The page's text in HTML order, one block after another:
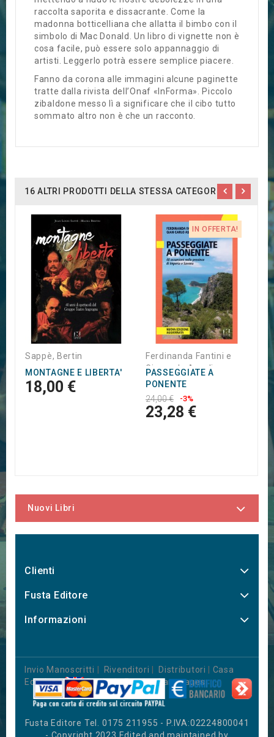
raccolta saporita e dissacrante. Come la
madonna botticelliana che allatta il bimbo con il
simbolo di Mac Donald. Un libro di vignette non è
cosa facile, può essere solo appannaggio di
artisti. Leggerlo potrà essere semplice piacere.
Fanno da corona alle immagini alcune paginette
tratte dalla rivista dell’Onaf «InForma». Piccolo
zibaldone messo lì a significare che il cibo tutto
sommato altro non è che un racconto.
16 ALTRI PRODOTTI DELLA STESSA CATEGORIA:
Sappè, Bertin
MONTAGNE E LIBERTA'
18,00 €
IN OFFERTA!
Ferdinanda Fantini e
Giancarlo Ascoli
PASSEGGIATE A
PONENTE
24,00 €
-3%
23,28 €
Nuovi Libri
Clienti
Fusta Editore
Informazioni
Invio Manoscritti Rivenditori Distributori
Casa
Editrice| Books in Foreign Languages
Fusta Editore Tel. 0175 211955 - P.IVA:02224800041
- Copyright 2023 Edited and maintained by